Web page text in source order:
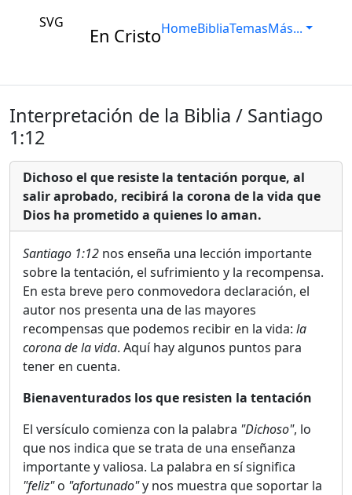
SVG
En CristoHomeBibliaTemasMás...
Interpretación de la Biblia / Santiago
1:12
Dichoso el que resiste la tentación porque, al
salir aprobado, recibirá la corona de la vida que
Dios ha prometido a quienes lo aman.
Santiago 1:12 nos enseña una lección importante
sobre la tentación, el sufrimiento y la recompensa.
En esta breve pero conmovedora declaración, el
autor nos presenta una de las mayores
recompensas que podemos recibir en la vida: la
corona de la vida. Aquí hay algunos puntos para
tener en cuenta.
Bienaventurados los que resisten la tentación
El versículo comienza con la palabra "Dichoso", lo
que nos indica que se trata de una enseñanza
importante y valiosa. La palabra en sí significa
"feliz"o "afortunado"y nos muestra que soportar la